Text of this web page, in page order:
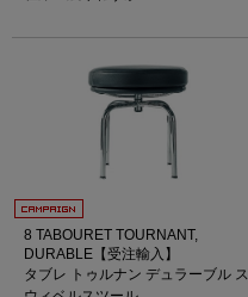
8 TABOURET TOURNANT,
DURABLE【受注輸入】
タブレ トゥルナン デュラーブル ス